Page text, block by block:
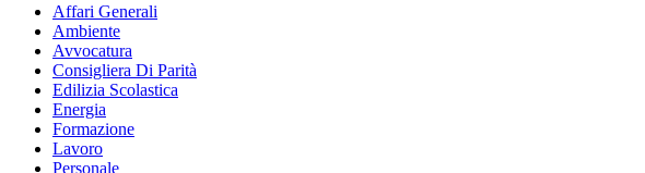
Affari Generali
Ambiente
Avvocatura
Consigliera Di Parità
Edilizia Scolastica
Energia
Formazione
Lavoro
Personale